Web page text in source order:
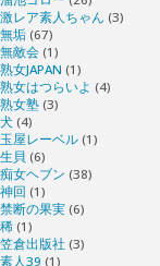
激レア素人ちゃん (3)
無垢 (67)
無敵会 (1)
熟女JAPAN (1)
熟女はつらいよ (4)
熟女塾 (3)
犬 (4)
玉屋レーベル (1)
生貝 (6)
痴女ヘブン (38)
神回 (1)
禁断の果実 (6)
稀 (1)
笠倉出版社 (3)
素人39 (1)